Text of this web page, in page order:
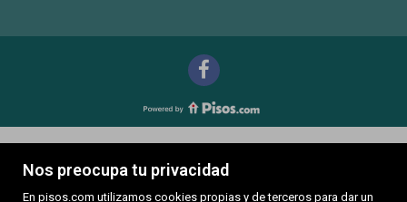
Nos preocupa tu privacidad
En pisos.com utilizamos cookies propias y de terceros para dar un